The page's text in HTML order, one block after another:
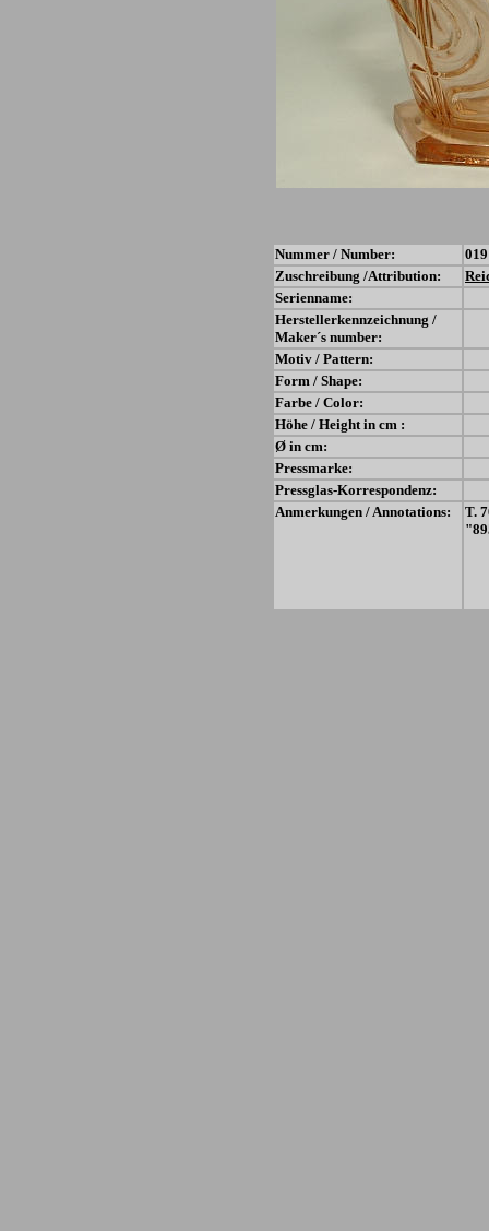
Nummer / Number:
Zuschreibung /Attribution:
Serienname:
Herstellerkennzeichnung /
Maker´s number:
Motiv / Pattern:
Form / Shape:
Farbe / Color:
Höhe / Height in cm :
Ø in cm:
Pressmarke:
Pressglas-Korrespondenz:
Anmerkungen / Annotations:
T.